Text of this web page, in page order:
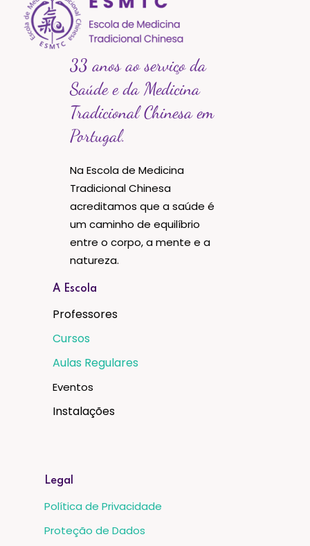
33 anos ao serviço da
Saúde e da Medicina
Tradicional Chinesa em
Portugal.
Na Escola de Medicina
Tradicional Chinesa
acreditamos que a saúde é
um caminho de equilíbrio
entre o corpo, a mente e a
natureza.
A Escola
Professores
Cursos
Aulas Regulares
Eventos
Instalações
Legal
Política de Privacidade
Proteção de Dados